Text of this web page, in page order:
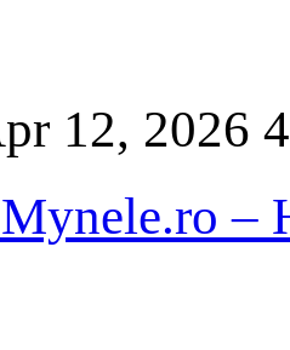
12, 2026
–